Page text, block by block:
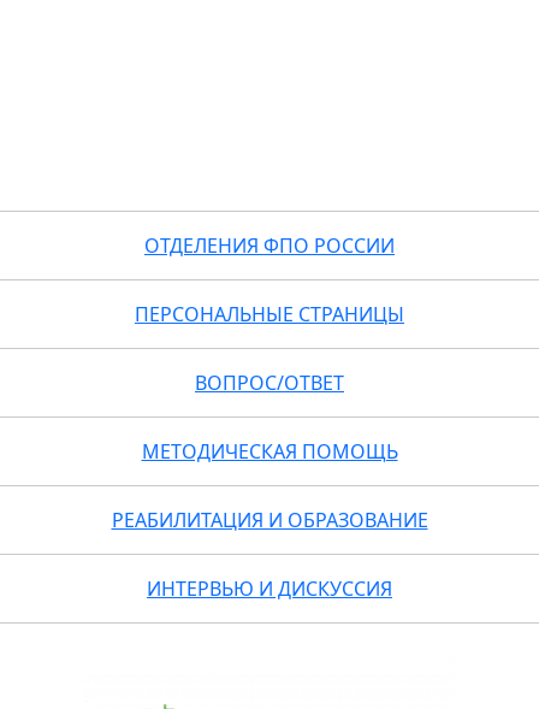
ОТДЕЛЕНИЯ ФПО РОССИИ
ПЕРСОНАЛЬНЫЕ СТРАНИЦЫ
ВОПРОС/ОТВЕТ
МЕТОДИЧЕСКАЯ ПОМОЩЬ
РЕАБИЛИТАЦИЯ И ОБРАЗОВАНИЕ
ИНТЕРВЬЮ И ДИСКУССИЯ